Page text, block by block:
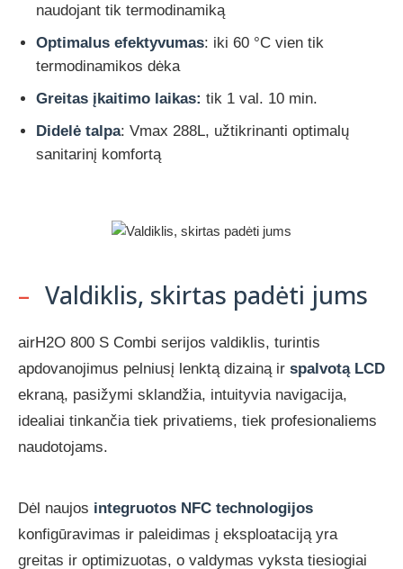
naudojant tik termodinamiką
Optimalus efektyvumas: iki 60 °C vien tik
termodinamikos dėka
Greitas įkaitimo laikas: tik 1 val. 10 min.
Didelė talpa: Vmax 288L, užtikrinanti optimalų
sanitarinį komfortą
– Valdiklis, skirtas padėti jums
airH2O 800 S Combi serijos valdiklis, turintis
apdovanojimus pelniusį lenktą dizainą ir spalvotą LCD
ekraną, pasižymi sklandžia, intuityvia navigacija,
idealiai tinkančia tiek privatiems, tiek profesionaliems
naudotojams.
Dėl naujos integruotos NFC technologijos
konfigūravimas ir paleidimas į eksploataciją yra
greitas ir optimizuotas, o valdymas vyksta tiesiogiai